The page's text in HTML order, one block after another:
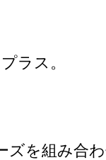
ラス。
を組み合わ